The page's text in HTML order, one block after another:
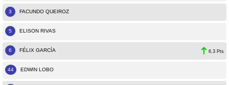
3 FACUNDO QUEIROZ
5 ELISON RIVAS
6 FÉLIX GARCÍA 6.3 Pts
44 EDWIN LOBO